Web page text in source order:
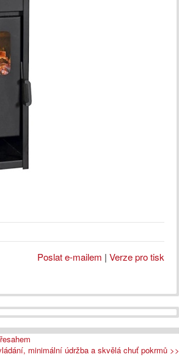
Poslat e-mailem | Verze pro tisk
minimální údržba a skvělá chuť pokrmů >>